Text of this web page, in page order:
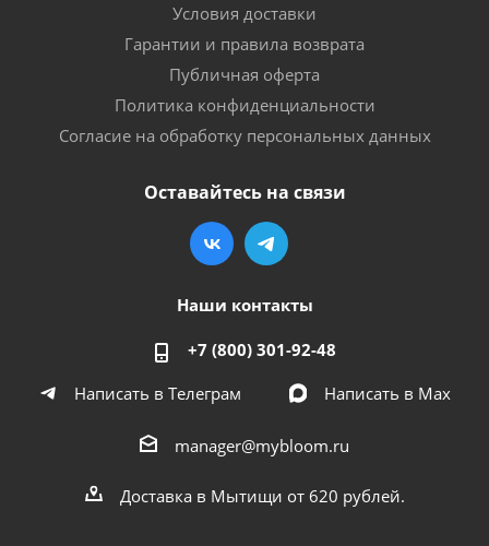
Условия доставки
Гарантии и правила возврата
Публичная оферта
Политика конфиденциальности
Согласие на обработку персональных данных
Оставайтесь на связи
Наши контакты
+7 (800) 301-92-48
Написать в Телеграм
Написать в Мах
manager@mybloom.ru
Доставка в Мытищи от 620 рублей.